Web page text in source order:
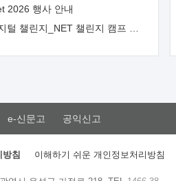
자 함.  신청자격: ETRI
/연구소기업, 기술이전/출자기업
) 연봉의 40%  추진일정(1)
신청/접수(2)희망인력-희망기업
장조사/ 선정(심의)(4)협약체결
초순 9월 중순 10월 이후*
2026 행사 안내
e-신문고 공익신고
침 이해하기 쉬운 개인정보처리방침